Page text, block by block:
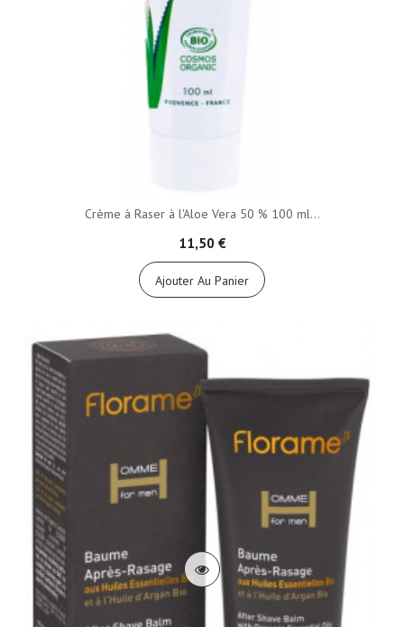
Crème à Raser à l'Aloe Vera 50 % 100 ml...
11,50 €
Ajouter Au Panier